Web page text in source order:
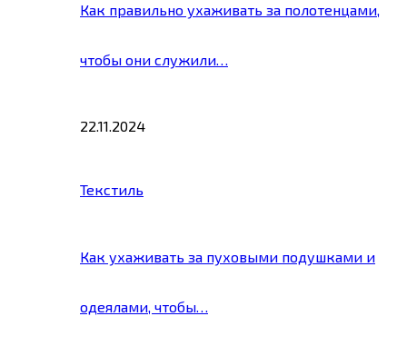
Как правильно ухаживать за полотенцами,
чтобы они служили…
22.11.2024
Текстиль
Как ухаживать за пуховыми подушками и
одеялами, чтобы…